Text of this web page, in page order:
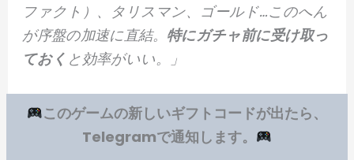
ファクト）、タリスマン、ゴールド…このへん
が序盤の加速に直結。 特にガチャ前に受け取っ
ておく と効率がいい。」
このゲームの新しいギフトコードが出たら、
Telegramで通知します。